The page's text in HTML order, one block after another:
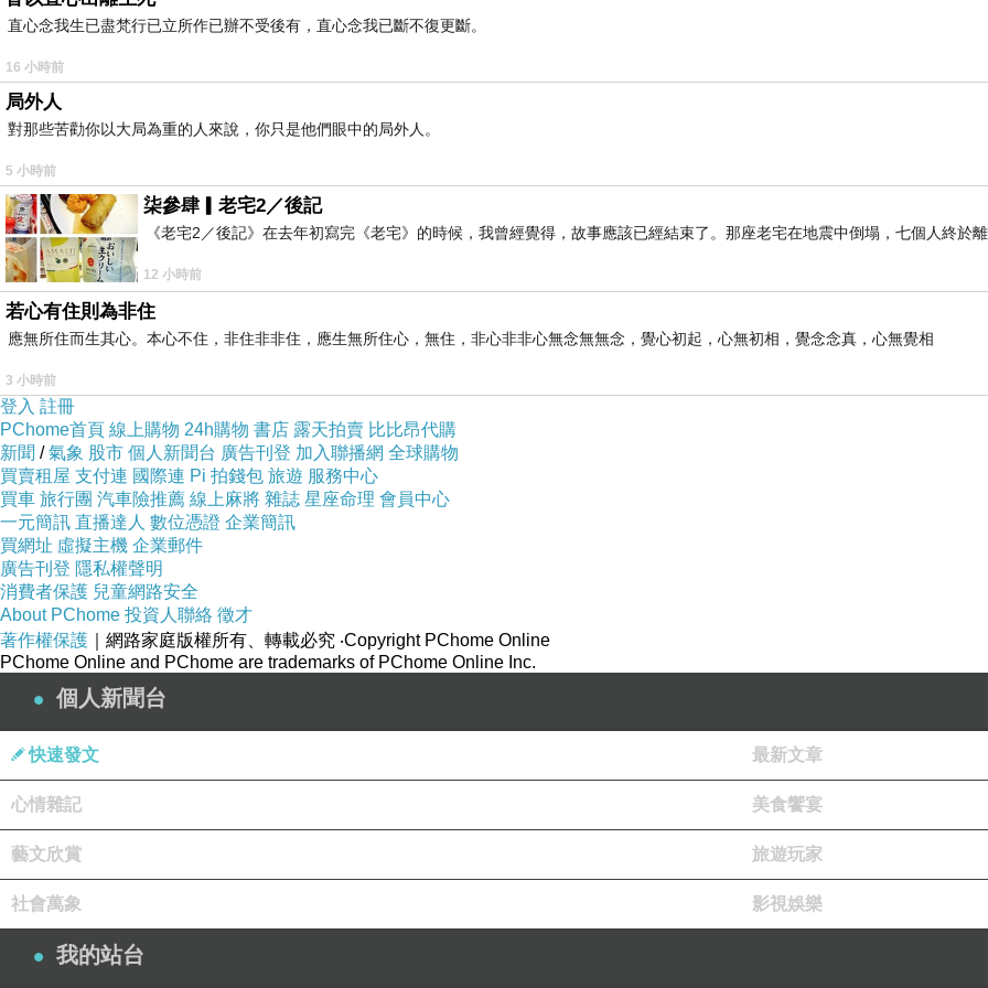
直心念我生已盡梵行已立所作已辦不受後有，直心念我已斷不復更斷。
16 小時前
局外人
對那些苦勸你以大局為重的人來說，你只是他們眼中的局外人。
5 小時前
柒參肆▎老宅2／後記
《老宅2／後記》在去年初寫完《老宅》的時候，我曾經覺得，故事應該已經結束了。那座老宅在地震中倒塌，七個人終於離
12 小時前
若心有住則為非住
應無所住而生其心。本心不住，非住非非住，應生無所住心，無住，非心非非心無念無無念，覺心初起，心無初相，覺念念真，心無覺相
3 小時前
登入 註冊
PChome首頁 線上購物 24h購物 書店 露天拍賣 比比昂代購
新聞 /氣象 股市 個人新聞台 廣告刊登 加入聯播網 全球購物
買賣租屋 支付連 國際連 Pi 拍錢包 旅遊 服務中心
買車 旅行團 汽車險推薦 線上麻將 雜誌 星座命理 會員中心
一元簡訊 直播達人 數位憑證 企業簡訊
買網址 虛擬主機 企業郵件
廣告刊登 隱私權聲明
消費者保護 兒童網路安全
About PChome 投資人聯絡 徵才
著作權保護 ｜網路家庭版權所有、轉載必究 ‧Copyright PChome Online
PChome Online and PChome are trademarks of PChome Online Inc.
個人新聞台
快速發文 最新文章
心情雜記 美食饗宴
藝文欣賞 旅遊玩家
社會萬象 影視娛樂
我的站台